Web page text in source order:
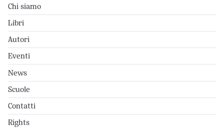
Chi siamo
Libri
Autori
Eventi
News
Scuole
Contatti
Rights